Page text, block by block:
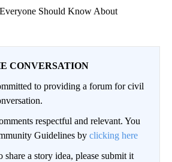
Should Know About
CONVERSATION
to providing a forum for civil
respectful and relevant. You
Guidelines by clicking here
a story idea, please submit it